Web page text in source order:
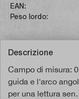
EAN:
Peso lordo:
Descrizione
Campo di misura:
guida e l'arco
per una lettura